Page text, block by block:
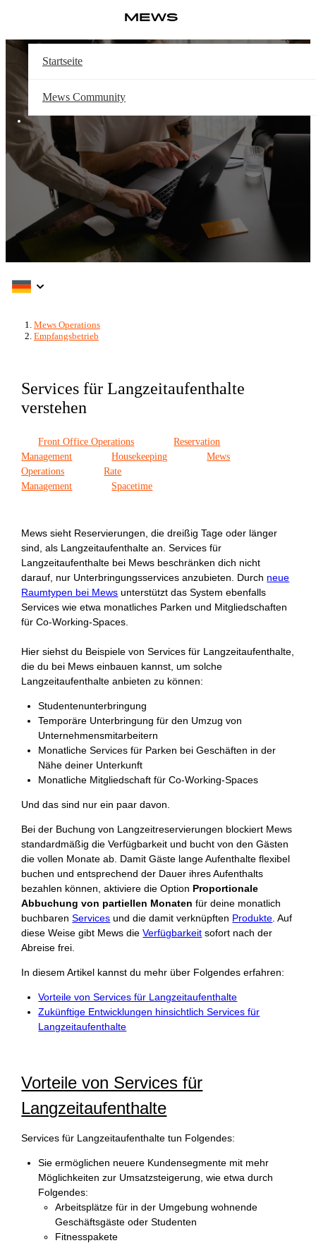
Hauptinhalt
Startseite
Mews Community
How can we help?
Suchen
Mews Operations
Empfangsbetrieb
Services für Langzeitaufenthalte
verstehen
Front Office Operations
Reservation
Management
Housekeeping
Mews
Operations
Rate
Management
Spacetime
Mews sieht Reservierungen, die dreißig Tage oder länger
sind, als Langzeitaufenthalte an. Services für
Langzeitaufenthalte bei Mews beschränken dich nicht
darauf, nur Unterbringungsservices anzubieten. Durch neue
Raumtypen bei Mews unterstützt das System ebenfalls
Services wie etwa monatliches Parken und Mitgliedschaften
für Co-Working-Spaces.
Hier siehst du Beispiele von Services für Langzeitaufenthalte,
die du bei Mews einbauen kannst, um solche
Langzeitaufenthalte anbieten zu können:
Studentenunterbringung
Temporäre Unterbringung für den Umzug von
Unternehmensmitarbeitern
Monatliche Services für Parken bei Geschäften in der
Nähe deiner Unterkunft
Monatliche Mitgliedschaft für Co-Working-Spaces
Und das sind nur ein paar davon.
Bei der Buchung von Langzeitreservierungen blockiert Mews
standardmäßig die Verfügbarkeit und bucht von den Gästen
die vollen Monate ab. Damit Gäste lange Aufenthalte flexibel
buchen und entsprechend der Dauer ihres Aufenthalts
bezahlen können, aktiviere die Option Proportionale
Abbuchung von partiellen Monaten für deine monatlich
buchbarenServices und die damit verknüpften Produkte . Auf
diese Weise gibt Mews dieVerfügbarkeit sofort nach der
Abreise frei.
In diesem Artikel kannst du mehr über Folgendes erfahren:
Vorteile von Services für Langzeitaufenthalte
Zukünftige Entwicklungen hinsichtlich Services für
Langzeitaufenthalte
Vorteile von Services für
Langzeitaufenthalte
Services für Langzeitaufenthalte tun Folgendes:
Sie ermöglichen neuere Kundensegmente mit mehr
Möglichkeiten zur Umsatzsteigerung, wie etwa durch
Folgendes:
Arbeitsplätze für in der Umgebung wohnende
Geschäftsgäste oder Studenten
Fitnesspakete